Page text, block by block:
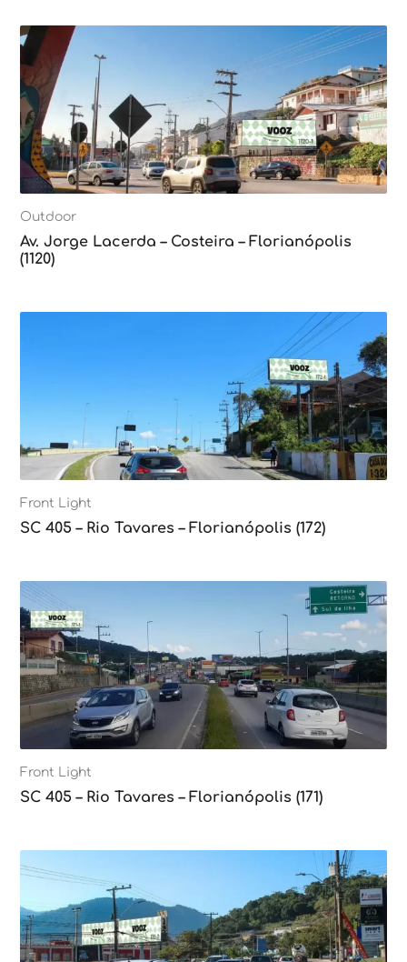
Outdoor
Av. Jorge Lacerda – Costeira – Florianópolis
(1120)
Front Light
SC 405 – Rio Tavares – Florianópolis (172)
Front Light
SC 405 – Rio Tavares – Florianópolis (171)